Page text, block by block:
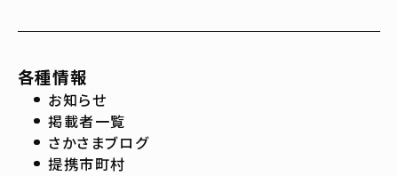
各種情報
お知らせ
掲載者一覧
さかさまブログ
提携市町村